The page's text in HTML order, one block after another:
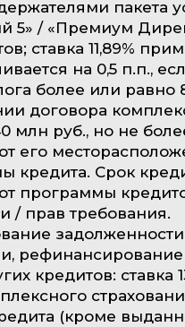
пакета
5» / «Премиум
ставка 11,89%
на 0,5 п.п.,
более или равно
договора
млн руб., но не
его
кредита. Срок
программы
/ прав требования.
кредитов: ставка
(кроме